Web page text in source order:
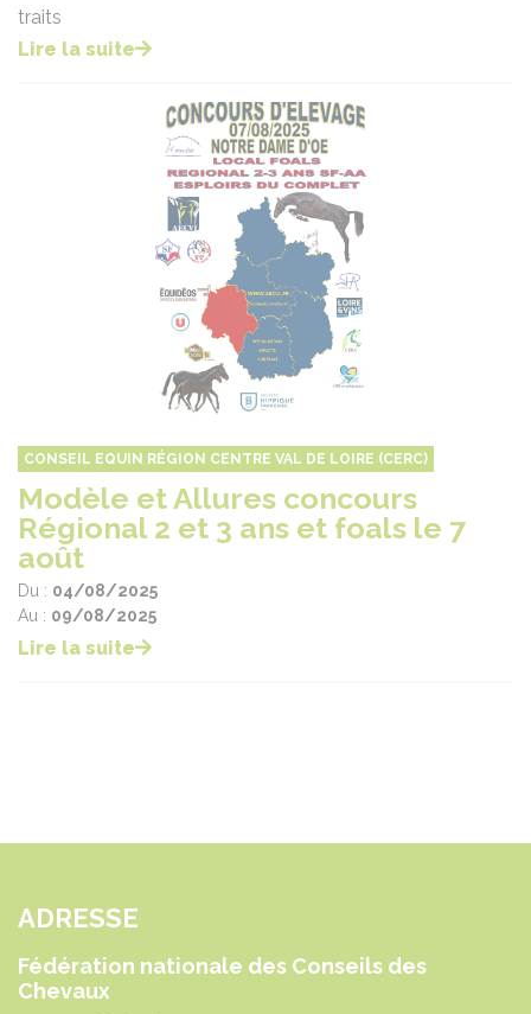
traits
Lire la suite
CONSEIL EQUIN RÉGION CENTRE VAL DE LOIRE (CERC)
Modèle et Allures concours
Régional 2 et 3 ans et foals le 7
août
Du : 04/08/2025
Au : 09/08/2025
Lire la suite
ADRESSE
Fédération nationale des Conseils des
Chevaux